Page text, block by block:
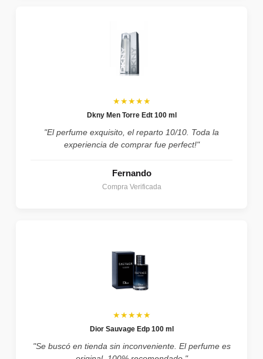
★★★★★
Dkny Men Torre Edt 100 ml
"El perfume exquisito, el reparto 10/10. Toda la
experiencia de comprar fue perfect!"
Fernando
Compra Verificada
★★★★★
Dior Sauvage Edp 100 ml
"Se buscó en tienda sin inconveniente. El perfume es